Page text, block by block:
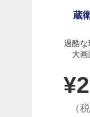
蔵
過酷な
大画
¥
（